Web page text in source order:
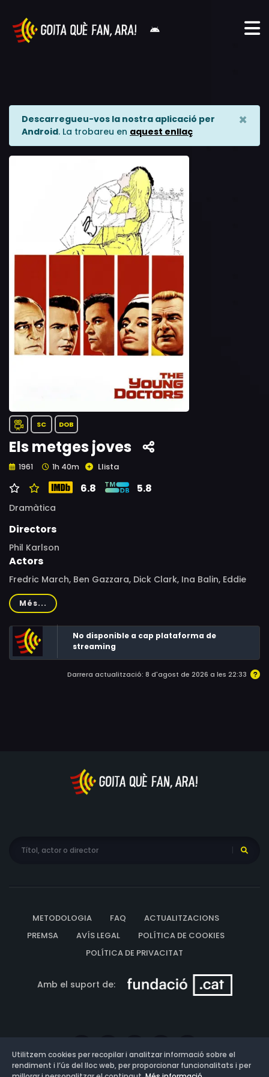
Descarregueu-vos la nostra aplicació per
Android. La trobareu en aquest enllaç
×
SC DOB
Els metges joves
1961 1h 40m Llista
6.8 5.8
Dramàtica
Directors
Phil Karlson
Actors
Fredric March, Ben Gazzara, Dick Clark, Ina Balin, Eddie
Albert, Phyllis Love, Edward Andrews, Aline MacMahon,
Arthur Hill, Rosemary Murphy, Barnard Hughes, Joseph
Bova, George Segal, Matt Crowley, Dolph Sweet, Ella
Smith, Nora Helen Spens, Robert Dahdah, Ronald Reagan,
Dick Button
Més...
No disponible a cap plataforma de
streaming
Darrera actualització: 8 d'agost de 2026 a les 22:33
METODOLOGIA FAQ
ACTUALITZACIONS
PREMSA
AVÍS LEGAL
POLÍTICA DE COOKIES
POLÍTICA DE PRIVACITAT
Amb el suport de:
Utilitzem cookies per recopilar i analitzar informació sobre el
rendiment i l’ús del lloc web, per proporcionar funcionalitats i per